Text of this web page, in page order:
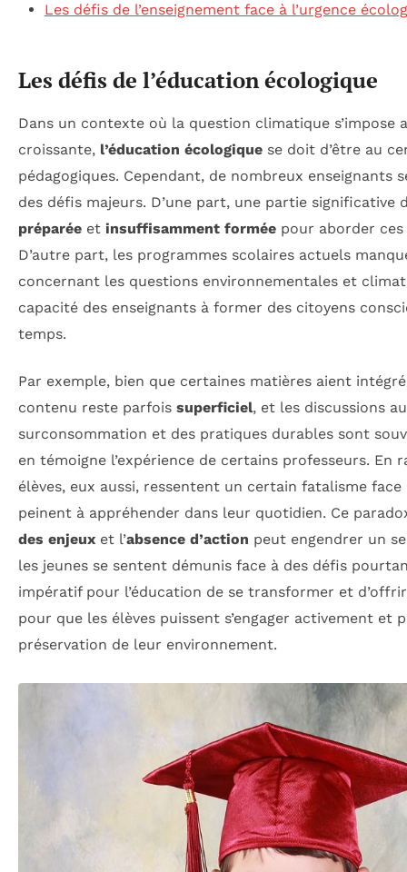
Les défis de l’enseignement face à l’urgence
Les défis de l’éducation écologique
Dans un contexte où la question climatique s’impose
croissante, l’éducation écologique se doit d’être au
pédagogiques. Cependant, de nombreux enseignants
des défis majeurs. D’une part, une partie significative
préparée et insuffisamment formée pour aborder ces
D’autre part, les programmes scolaires actuels
concernant les questions environnementales et
capacité des enseignants à former des citoyens
temps.
Par exemple, bien que certaines matières aient
contenu reste parfois superficiel, et les discussions
surconsommation et des pratiques durables sont
en témoigne l’expérience de certains professeurs. En
élèves, eux aussi, ressentent un certain fatalisme face
peinent à appréhender dans leur quotidien. Ce
des enjeux et l’absence d’action peut engendrer un
les jeunes se sentent démunis face à des défis
impératif pour l’éducation de se transformer et
pour que les élèves puissent s’engager activement et
préservation de leur environnement.